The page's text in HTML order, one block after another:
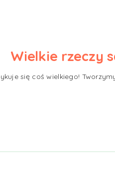
Wielkie rzeczy
się coś wielkiego!